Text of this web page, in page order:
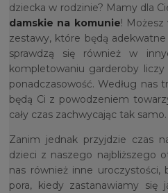
dziecka w rodzinie? Mamy dla
damskie na komunie!
zestawy, które będą
sprawdzą się również w
kompletowaniu garderoby liczy
ponadczasowość. Według nas
będą Ci z powodzeniem
cały czas zachwycając tak samo.
Zanim jednak przyjdzie czas
dzieci z naszego najbliższego
nas również inne uroczystości,
pora, kiedy zastanawiamy się